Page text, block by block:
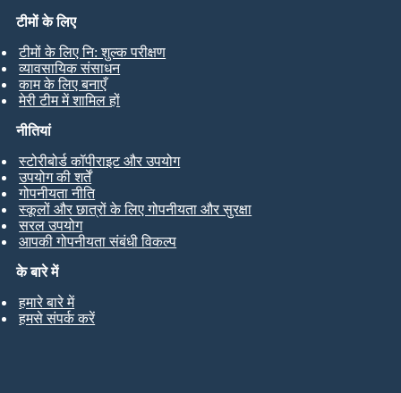
टीमों के लिए
टीमों के लिए नि: शुल्क परीक्षण
व्यावसायिक संसाधन
काम के लिए बनाएँ
मेरी टीम में शामिल हों
के बारे में
हमारे बारे में
हमसे संपर्क करें
नीतियां
स्टोरीबोर्ड कॉपीराइट और उपयोग
उपयोग की शर्तें
गोपनीयता नीति
स्कूलों और छात्रों के लिए गोपनीयता और सुरक्षा
सरल उपयोग
आपकी गोपनीयता संबंधी विकल्प